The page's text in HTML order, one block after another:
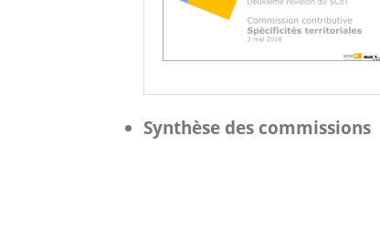
Synthèse des commissions